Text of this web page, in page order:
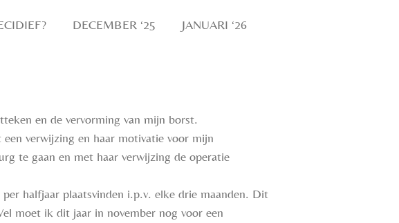
DECEMBER ‘25 JANUARI ‘26
en de vervorming van mijn borst.
verwijzing en haar motivatie voor mijn
te gaan en met haar verwijzing de operatie
halfjaar plaatsvinden i.p.v. elke drie maanden. Dit
moet ik dit jaar in november nog voor een